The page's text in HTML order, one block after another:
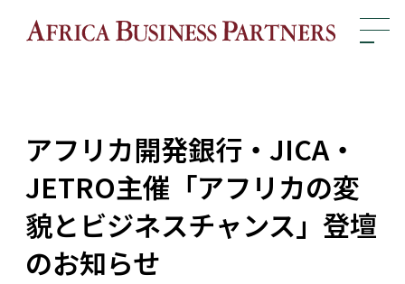
アフリカ開発銀行・JICA・
JETRO主催「アフリカの変
貌とビジネスチャンス」登壇
のお知らせ